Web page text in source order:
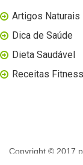
Artigos Naturais
Dica de Saúde
Dieta Saudável
Receitas Fitness
Copyright © 2017